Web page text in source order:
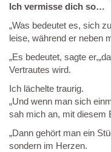
Ich vermisse dich so…
„Was bedeutet es, sich
leise, während er neben
„Es bedeutet, sagte
Vertrautes wird.
Ich lächelte traurig.
„Und wenn man sich
sah mich an, mit diesem
„Dann gehört man ein
sondern im Herzen.